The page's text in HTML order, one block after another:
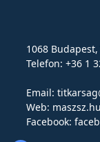
1068
Telefon: +36 1
Email:
Web: maszsz.hu
Facebook: